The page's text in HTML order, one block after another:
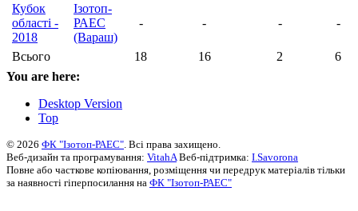
Кубок
області -
2018
Ізотоп-
РАЕС
(Вараш)
- - - -
Всього 18 16 2
6
You are here:
Desktop Version
Top
© 2026 ФК "Ізотоп-РАЕС" . Всі права захищено.
Веб-дизайн та програмування: VitahA Веб-підтримка: I.Savorona
Повне або часткове копіювання, розміщення чи передрук матеріалів тільки
за наявності гіперпосилання на ФК "Ізотоп-РАЕС"